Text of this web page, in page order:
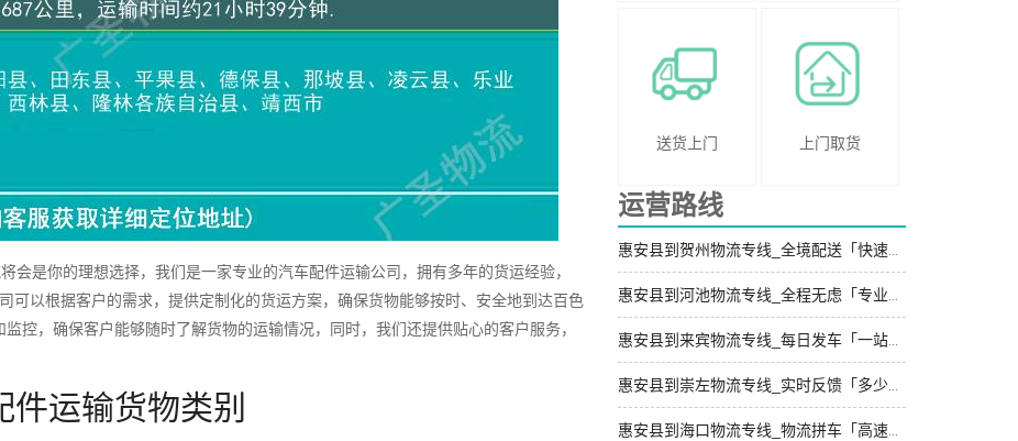
是你的理想选择，我们是一家专业的汽车配件运输公司，拥有多年的货运经验，
可以根据客户的需求，提供定制化的货运方案，确保货物能够按时、安全地到达百色
控，确保客户能够随时了解货物的运输情况，同时，我们还提供贴心的客户服务，
运输货物类别
送货上门 上门取货
运营路线
惠安县到贺州物流专线_全境配送「快速直达」
惠安县到河池物流专线_全程无虑「专业可靠」
惠安县到来宾物流专线_每日发车「一站式托运」
惠安县到崇左物流专线_实时反馈「多少一吨」
惠安县到海口物流专线_物流拼车「高速快运」